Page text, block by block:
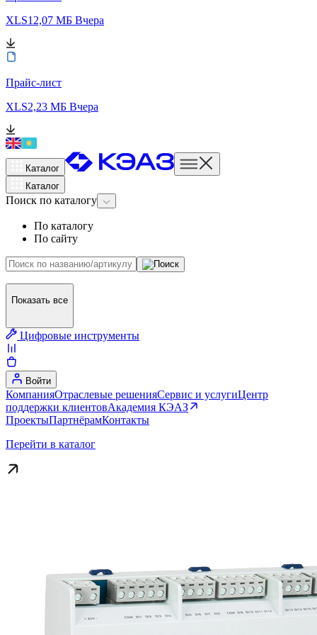
XLS12,07 МБ Вчера
Прайс-лист
XLS2,23 МБ Вчера
Каталог
Каталог
Поиск по каталогу
По каталогу
По сайту
Показать все
Цифровые инструменты
Войти
КомпанияОтраслевые решенияСервис и услугиЦентр
поддержки клиентовАкадемия КЭАЗ
ПроектыПартнёрамКонтакты
Перейти в каталог